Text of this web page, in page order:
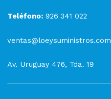
Teléfono: 926 341 022
ventas@loeysuministros.com
Av. Uruguay 476, Tda. 19